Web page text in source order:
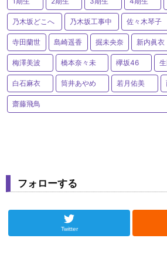
乃木坂どこへ 乃木坂工事中 佐々木琴子
寺田蘭世 島崎遥香 掘未央奈 新内眞衣
梅澤美波 橋本奈々未 欅坂46
白石麻衣 筒井あやめ 若月佑美
齋藤飛鳥
フォローする
Twitter